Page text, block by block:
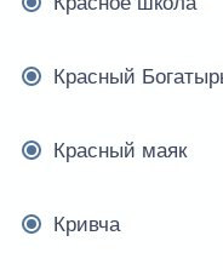
Красный
Красный маяк
Кривча